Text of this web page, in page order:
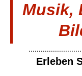
Musik,
Erleben